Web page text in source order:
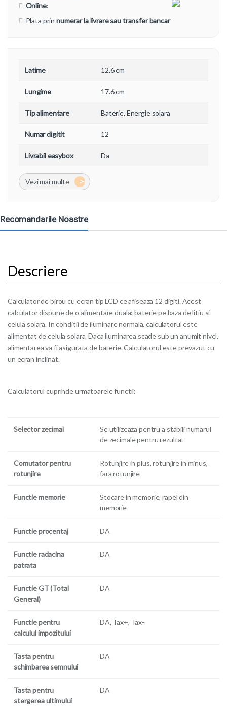
Online:
Plata prinnumerar la livrare sau transfer bancar
Latime 12.6 cm
Lungime 17.6 cm
Tip alimentare Baterie, Energie solara
Numar digitit 12
Livrabil easybox Da
Recomandarile Noastre
Calculator de birou cu ecran tip LCD ce afiseaza 12 digiti. Acest
calculator dispune de o alimentare duala: baterie pe baza de litiu si
celula solara. In conditii de iluminare normala, calculatorul este
alimentat de celula solara. Daca iluminarea scade sub un anumit nivel,
alimentarea va fi asigurata de baterie. Calculatorul este prevazut cu
un ecran inclinat.
Calculatorul cuprinde urmatoarele functii:
Selector zecimal
Se utilizeaza pentru a stabili numarul
de zecimale pentru rezultat
Comutator pentru
rotunjire
Rotunjire in plus, rotunjire in minus,
fara rotunjire
Functie memorie
Stocare in memorie, rapel din
memorie
Functie procentaj DA
Functie radacina
patrata
DA
Functie GT (Total
General)
DA
Functie pentru
calculul impozitului
DA, Tax+, Tax-
Tasta pentru
schimbarea semnului
DA
Tasta pentru
stergerea ultimului
DA